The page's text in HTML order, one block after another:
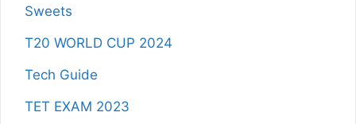
Sweets
T20 WORLD CUP 2024
Tech Guide
TET EXAM 2023